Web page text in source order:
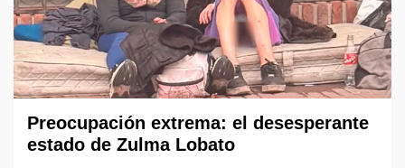
Preocupación extrema: el desesperante
estado de Zulma Lobato